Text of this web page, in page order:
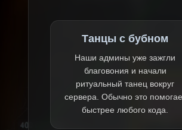
Танцы с бубном
Наши админы уже зажгли
благовония и начали
ритуальный танец вокруг
сервера. Обычно это
быстрее любого кода.